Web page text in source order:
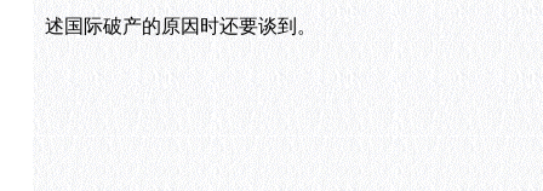
述国际破产的原因时还要谈到。